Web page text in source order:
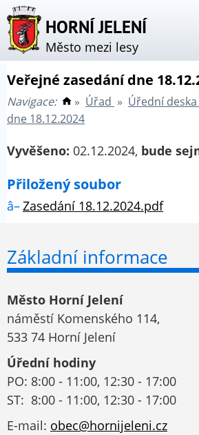
HORNÍ JELENÍ
Město mezi lesy
Veřejné zasedání dne
Navigace: » Úřad » Úřední deska
dne 18.12.2024
Vyvěšeno: 02.12.2024, bude
Přiložený soubor
Zasedání 18.12.2024.pdf
Základní informace
Město Horní Jelení
náměstí Komenského 114,
533 74 Horní Jelení
Úřední hodiny
PO: 8:00 - 11:00, 12:30 - 17:00
ST: 8:00 - 11:00, 12:30 - 17:00
E-mail: obec@hornijeleni.cz